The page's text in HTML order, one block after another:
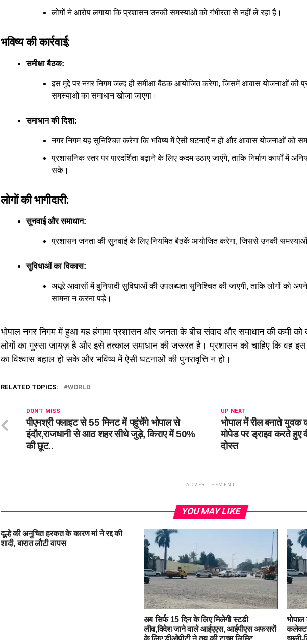
लोगों ने आरोप लगाया कि प्रशासन उनकी समस्याओं को गंभीरता से नहीं ले रहा है।
भविष्य की कार्रवाई:
समीक्षा बैठक:
इस मुद्दे पर नगर निगम जल्द ही समीक्षा बैठक आयोजित करेगा, जिसमें आवास योजनाओं की
समस्याओं का समाधान खोजा जाएगा।
समाधान की दिशा:
नगर निगम यह सुनिश्चित करेगा कि भविष्य में ऐसी घटनाएँ न हों और आवास योजनाओं को
प्रशासनिक स्तर पर पारदर्शिता बढ़ाने के लिए कदम उठाए जाएंगे, ताकि निर्माण कार्यों में
सके।
लोगों की भागीदारी:
सुनवाई और समाधान:
प्रशासन जनता की सुनवाई के लिए नियमित बैठकें आयोजित करेगा, जिससे उनकी समस्याओं
सुविधाओं का विकास:
अधूरे आवासों में बुनियादी सुविधाओं की उपलब्धता सुनिश्चित की जाएगी, ताकि लोगों को
सामना न करना पड़े।
भोपाल नगर निगम में हुआ यह हंगामा प्रशासन और जनता के बीच संवाद और समाधान की कमी को
लोगों का गुस्सा जायज़ है और इसे तत्काल समाधान की जरूरत है। प्रशासन को चाहिए कि वह इस
का विश्वास बहाल हो सके और भविष्य में ऐसी घटनाओं की पुनरावृत्ति न हो।
RELATED TOPICS: WORLD
UP NEXT
भोपाल में रील बनाते युवक
मोपेड पर ड्राइव करते हुए
दोस्त
DON'T MISS
​​​​​​​पीएमश्री फ्लाइट से 55 मिनट में पहुंचेंगे भोपाल से
इंदौर,राजधानी से आठ शहर सीधे जुड़े, किराए में 50%
की छूट..
ADVERTISEMENT
YOU MAY LIKE
दूल्हे की अनुचित हरकत के कारण मां ने रद्द की
शादी, बारात लौटी वापस
अब सिर्फ 15 दिन के लिए मिलेगी स्टडी
लीव,विदेश जाने वाले आईएएस, आईपीएस अफसरों